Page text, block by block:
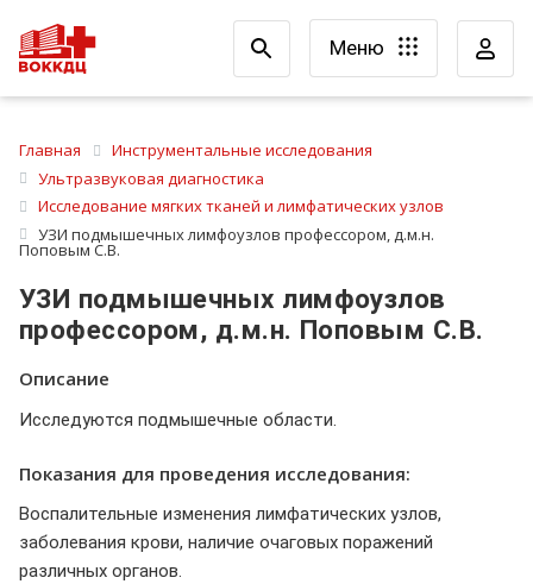
Меню
Главная
Инструментальные исследования
Ультразвуковая диагностика
Исследование мягких тканей и лимфатических узлов
УЗИ подмышечных лимфоузлов профессором, д.м.н.
Поповым С.В.
УЗИ подмышечных лимфоузлов
профессором, д.м.н. Поповым С.В.
Описание
Исследуются подмышечные области.
Показания для проведения исследования:
Воспалительные изменения лимфатических узлов,
заболевания крови, наличие очаговых поражений
различных органов.